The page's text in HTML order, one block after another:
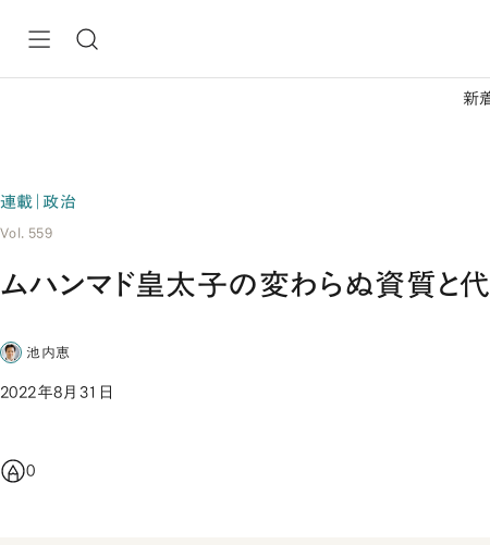
新
連載｜政治
Vol. 559
ムハンマド皇太子の変わらぬ資質と
池内恵
2022年8月31日
0